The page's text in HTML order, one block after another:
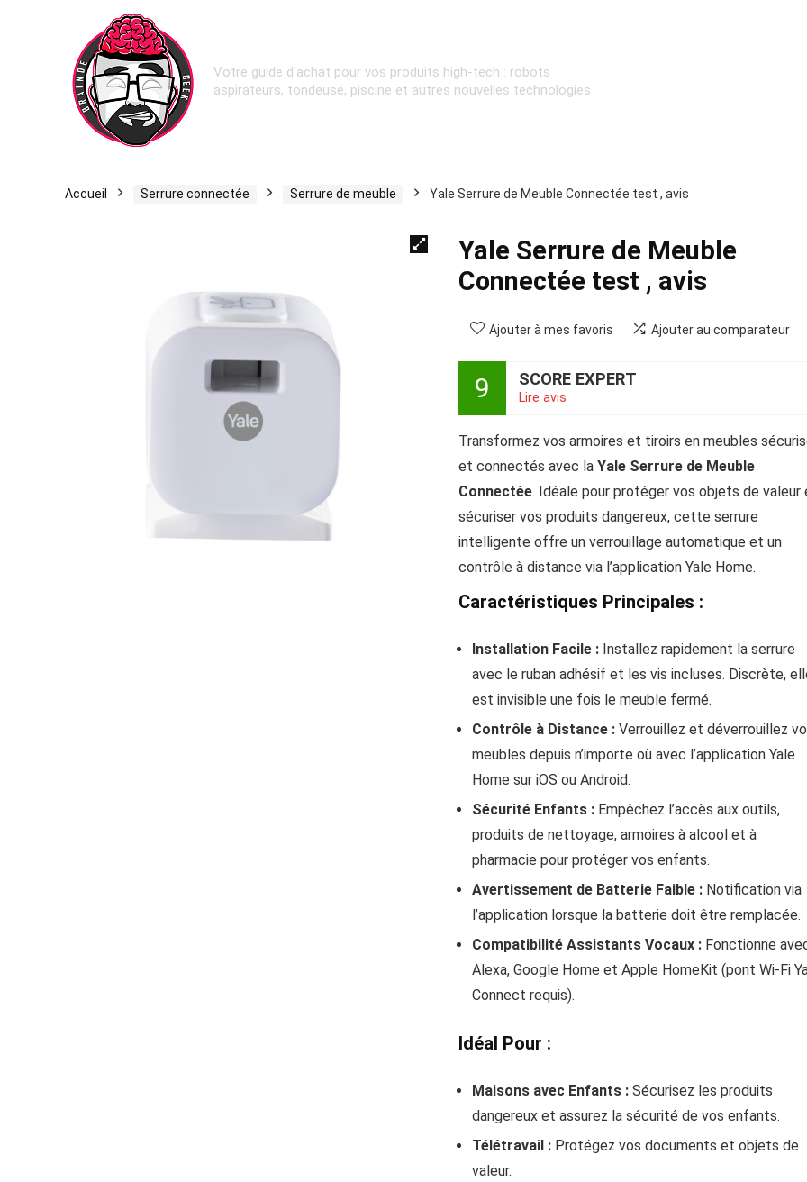
Votre guide d'achat pour vos produits high-tech : robots
aspirateurs, tondeuse, piscine et autres nouvelles technologies
Accueil Serrure connectée Serrure de meuble Yale Serrure de Meuble Connectée test , avis
Yale Serrure de Meuble
Connectée test , avis
Ajouter à mes favoris Ajouter au comparateur
9 SCORE EXPERT
Lire avis
Transformez vos armoires et tiroirs en meubles
et connectés avec la Yale Serrure de Meuble
Connectée. Idéale pour protéger vos objets de valeur
sécuriser vos produits dangereux, cette serrure
intelligente offre un verrouillage automatique et un
contrôle à distance via l’application Yale Home.
Caractéristiques Principales :
Installation Facile :Installez rapidement la serrure
avec le ruban adhésif et les vis incluses. Discrète,
est invisible une fois le meuble fermé.
Contrôle à Distance :Verrouillez et déverrouillez
meubles depuis n’importe où avec l’application Yale
Home sur iOS ou Android.
Sécurité Enfants :Empêchez l’accès aux outils,
produits de nettoyage, armoires à alcool et à
pharmacie pour protéger vos enfants.
Avertissement de Batterie Faible :Notification via
l’application lorsque la batterie doit être remplacée.
Compatibilité Assistants Vocaux :Fonctionne
Alexa, Google Home et Apple HomeKit (pont Wi-Fi
Connect requis).
Idéal Pour :
Maisons avec Enfants :Sécurisez les produits
dangereux et assurez la sécurité de vos enfants.
Télétravail :Protégez vos documents et objets de
valeur.